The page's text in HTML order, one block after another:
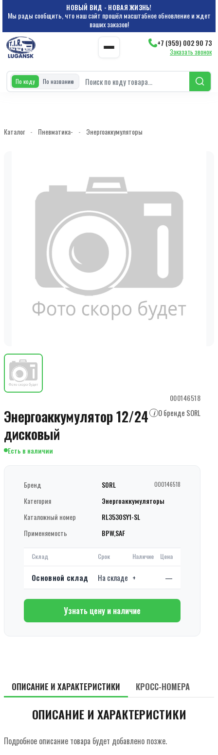
НОВЫЙ ВИД - НОВАЯ ЖИЗНЬ!
Мы рады сообщить, что наш сайт прошёл масштабное обновление и ждет
ваших заказов!
+7 (959) 002 90 73
Заказать звонок
По коду По названию
Каталог - Пневматика- - Энергоаккумуляторы
000146518
Энергоаккумулятор 12/24
дисковый
i О бренде SORL
Есть в наличии
Бренд SORL 000146518
Категория
Энергоаккумуляторы
Каталожный номер
RL3530SY1-SL
Применяемость
BPW,SAF
Склад Срок Наличие Цена
Основной склад На складе + —
Узнать цену и наличие
ОПИСАНИЕ И ХАРАКТЕРИСТИКИ КРОСС-НОМЕРА
ОПИСАНИЕ И ХАРАКТЕРИСТИКИ
Подробное описание товара будет добавлено позже.